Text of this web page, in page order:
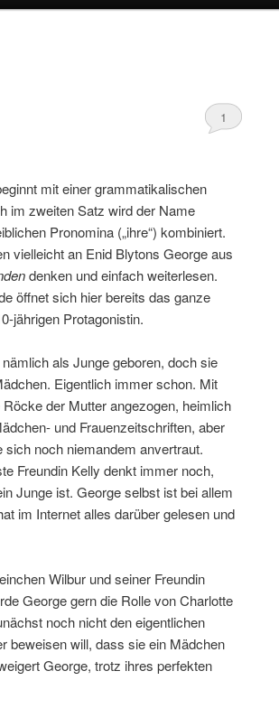
1
mit einer grammatikalischen
im zweiten Satz wird der Name
Pronomina („ihre“) kombiniert.
vielleicht an Enid Blytons George aus
denken und einfach weiterlesen.
öffnet sich hier bereits das ganze
jährigen Protagonistin.
als Junge geboren, doch sie
Eigentlich immer schon. Mit
der Mutter angezogen, heimlich
und Frauenzeitschriften, aber
sich noch niemandem anvertraut.
Freundin Kelly denkt immer noch,
Junge ist. George selbst ist bei allem
im Internet alles darüber gelesen und
Wilbur und seiner Freundin
George gern die Rolle von Charlotte
noch nicht den eigentlichen
beweisen will, dass sie ein Mädchen
George, trotz ihres perfekten